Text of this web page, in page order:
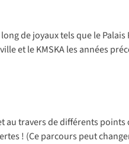
de joyaux tels que le
et le KMSKA les années
travers de différents points
! (Ce parcours peut